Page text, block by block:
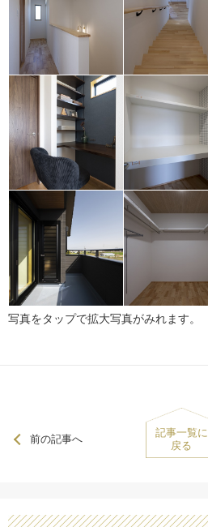
写真をタップで拡大写真がみれます。
前の記事へ
記事一覧に
戻る